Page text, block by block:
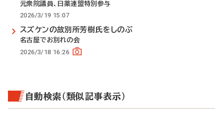
元衆院議員、日薬連盟特別参与
2026/3/19 15:07
スズケンの故別所芳樹氏をしのぶ
名古屋でお別れの会
2026/3/18 16:26
自動検索（類似記事表示）